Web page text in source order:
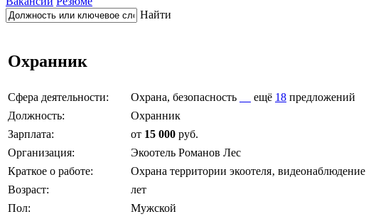
Найти
Охранник
Сфера деятельности: Охрана, безопасность ещё 18 предложений
Должность:
Охранник
Зарплата:
от 15 000 руб.
Организация:
Экоотель Романов Лес
Краткое о работе:
Охрана территории экоотеля‚ видеонаблюдение
Возраст:
лет
Пол:
Мужской